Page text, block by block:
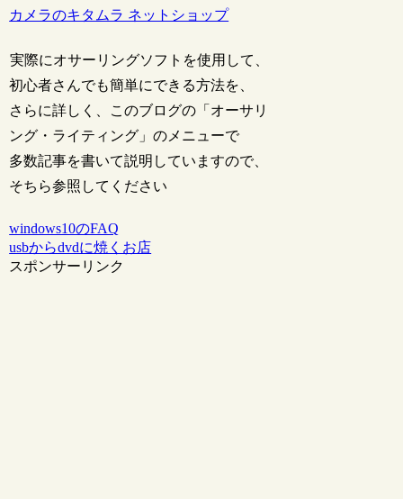
カメラのキタムラ ネットショップ
実際にオサーリングソフトを使用して、
初心者さんでも簡単にできる方法を、
さらに詳しく、このブログの「オーサリ
ング・ライティング」のメニューで
多数記事を書いて説明していますので、
そちら参照してください
windows10のFAQ
usbからdvdに焼くお店
スポンサーリンク